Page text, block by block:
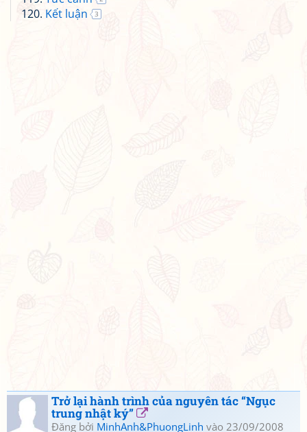
Kết luận 3
Trở lại hành trình của nguyên tác “Ngục
trung nhật ký”
Đăng bởi MinhAnh&PhuongLinh vào 23/09/2008